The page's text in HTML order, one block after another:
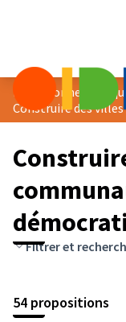
Prix « Bonne
Construire des villes et des
Filtrer et
54 propositions